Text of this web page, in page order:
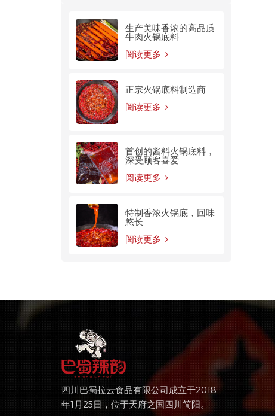
生产美味香浓的高品质
牛肉火锅底料
阅读更多
正宗火锅底料制造商
阅读更多
首创的酱料火锅底料，
深受顾客喜爱
阅读更多
特制香浓火锅底，回味
悠长
阅读更多
四川巴蜀拉云食品有限公司成立于2018
年1月25日，位于天府之国四川简阳。